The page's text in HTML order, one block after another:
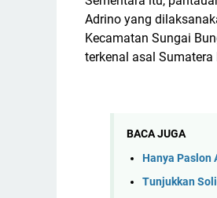
Adrino yang
Kecamatan Sungai
terkenal asal
BACA JUGA
Hanya Paslon
Tunjukkan